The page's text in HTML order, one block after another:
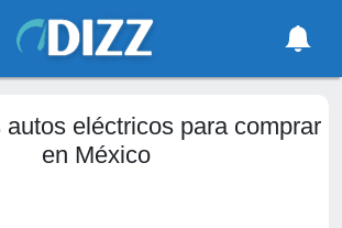
autos eléctricos para comprar
en México